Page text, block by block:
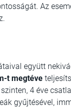
Az
együtt
t megtéve
4 éve
gyűjtésével,